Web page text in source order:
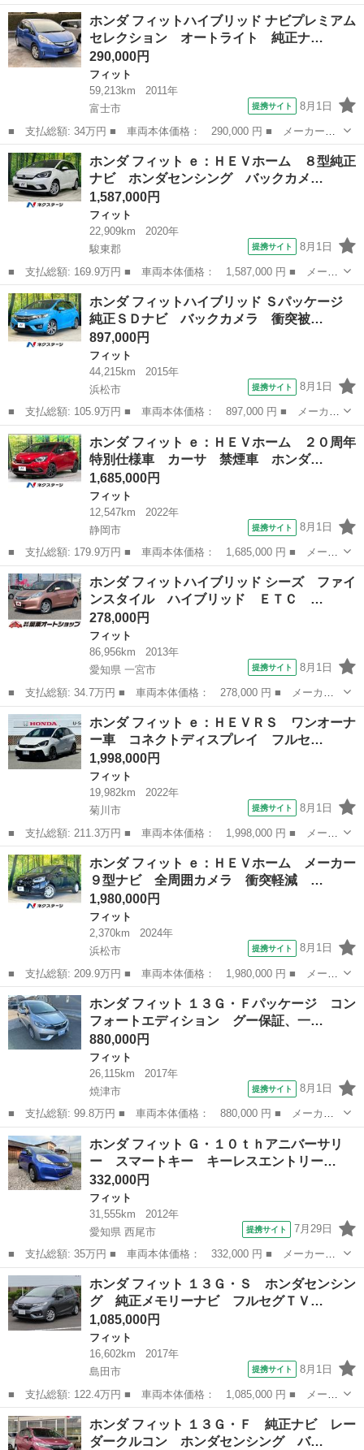
ー名： ホンダ ■ 車種名： フィット ■ グレード名： ｅ：ＨＥ
Ｖ ＲＳ☆フルエアロ☆ワンオーナー☆修復無☆禁煙車☆ スマフォ
連携ナビ...
静岡 藤枝市 フィット
ホンダ フィットハイブリッド ナビプレミアム
セレクション オートライト 純正ナ…
290,000円
フィット
59,213km
2011年
富士市
提携サイト 8月1日
■ 支払総額: 34万円 ■ 車両本体価格： 290,000 円 ■ メーカー
名： ホンダ ■ 車種名： フィットハイブリッド ■ グレード
名： ナビプレミアムセレクション オートライト 純正ナビ バッ
クカメラ ＥＴＣ ク...
静岡 富士市 フィット
ホンダ フィット ｅ：ＨＥＶホーム ８型純正
ナビ ホンダセンシング バックカメ…
1,587,000円
フィット
22,909km
2020年
駿東郡
提携サイト 8月1日
■ 支払総額: 169.9万円 ■ 車両本体価格： 1,587,000 円 ■ メーカ
ー名： ホンダ ■ 車種名： フィット ■ グレード名： ｅ：ＨＥ
Ｖホーム ８型純正ナビ ホンダセンシング バックカメラ ドラレ
コ ＥＴ...
静岡 駿東郡 フィット
ホンダ フィットハイブリッド Ｓパッケージ
純正ＳＤナビ バックカメラ 衝突被…
897,000円
フィット
44,215km
2015年
浜松市
提携サイト 8月1日
■ 支払総額: 105.9万円 ■ 車両本体価格： 897,000 円 ■ メーカー
名： ホンダ ■ 車種名： フィットハイブリッド ■ グレード
名： Ｓパッケージ 純正ＳＤナビ バックカメラ 衝突被害軽減シ
ステム 禁煙車...
静岡 浜松市 フィット
ホンダ フィット ｅ：ＨＥＶホーム ２０周年
特別仕様車 カーサ 禁煙車 ホンダ…
1,685,000円
フィット
12,547km
2022年
静岡市
提携サイト 8月1日
■ 支払総額: 179.9万円 ■ 車両本体価格： 1,685,000 円 ■ メーカ
ー名： ホンダ ■ 車種名： フィット ■ グレード名： ｅ：ＨＥ
Ｖホーム ２０周年特別仕様車 カーサ 禁煙車 ホンダセンシン
グ 純正ナ...
静岡 静岡市 フィット
ホンダ フィットハイブリッド シーズ ファイ
ンスタイル ハイブリッド ＥＴＣ …
278,000円
フィット
86,956km
2013年
愛知県 一宮市
提携サイト 8月1日
■ 支払総額: 34.7万円 ■ 車両本体価格： 278,000 円 ■ メーカー
名： ホンダ ■ 車種名： フィットハイブリッド ■ グレード
名： シーズ ファインスタイル ハイブリッド ＥＴＣ バックカ
メラ ナビ ＴＶ...
愛知 一宮市 フィット
ホンダ フィット ｅ：ＨＥＶＲＳ ワンオーナ
ー車 コネクトディスプレイ フルセ…
1,998,000円
フィット
19,982km
2022年
菊川市
提携サイト 8月1日
■ 支払総額: 211.3万円 ■ 車両本体価格： 1,998,000 円 ■ メーカ
ー名： ホンダ ■ 車種名： フィット ■ グレード名： ｅ：ＨＥ
ＶＲＳ ワンオーナー車 コネクトディスプレイ フルセグテレビ
バックカ...
静岡 菊川市 フィット
ホンダ フィット ｅ：ＨＥＶホーム メーカー
９型ナビ 全周囲カメラ 衝突軽減 …
1,980,000円
フィット
2,370km
2024年
浜松市
提携サイト 8月1日
■ 支払総額: 209.9万円 ■ 車両本体価格： 1,980,000 円 ■ メーカ
ー名： ホンダ ■ 車種名： フィット ■ グレード名： ｅ：ＨＥ
Ｖホーム メーカー９型ナビ 全周囲カメラ 衝突軽減 禁煙車 Ｂ
ｌｕｅｔ...
静岡 浜松市 フィット
ホンダ フィット １３Ｇ・Ｆパッケージ コン
フォートエディション グー保証、一…
880,000円
フィット
26,115km
2017年
焼津市
提携サイト 8月1日
■ 支払総額: 99.8万円 ■ 車両本体価格： 880,000 円 ■ メーカー
名： ホンダ ■ 車種名： フィット ■ グレード名： １３Ｇ・Ｆ
パッケージ コンフォートエディション グー保証、一年間、走行距
離無制限付、...
静岡 焼津市 フィット
ホンダ フィット Ｇ・１０ｔｈアニバーサリ
ー スマートキー キーレスエントリー…
332,000円
フィット
31,555km
2012年
愛知県 西尾市
提携サイト 7月29日
■ 支払総額: 35万円 ■ 車両本体価格： 332,000 円 ■ メーカー
名： ホンダ ■ 車種名： フィット ■ グレード名： Ｇ・１０ｔ
ｈアニバーサリー スマートキー キーレスエントリー ＥＣＯＮ
ＥＴＣ ナビ ド...
愛知 西尾市 フィット
ホンダ フィット １３Ｇ・Ｓ ホンダセンシン
グ 純正メモリーナビ フルセグＴＶ…
1,085,000円
フィット
16,602km
2017年
島田市
提携サイト 8月1日
■ 支払総額: 122.4万円 ■ 車両本体価格： 1,085,000 円 ■ メーカ
ー名： ホンダ ■ 車種名： フィット ■ グレード名： １３Ｇ・
Ｓ ホンダセンシング 純正メモリーナビ フルセグＴＶ Ｂｌｕｅ
ｔｏｏｔ...
静岡 島田市 フィット
ホンダ フィット １３Ｇ・Ｆ 純正ナビ レー
ダークルコン ホンダセンシング バ…